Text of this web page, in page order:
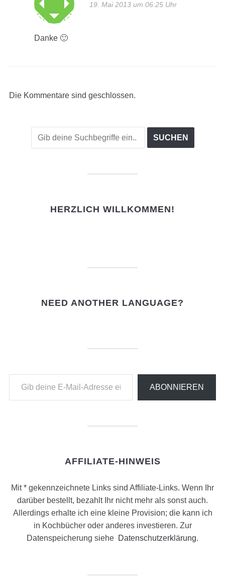
19. Mai 2013 um 06:25 Uhr
Danke 🙂
Die Kommentare sind geschlossen.
HERZLICH WILLKOMMEN!
NEED ANOTHER LANGUAGE?
Gib deine E-Mail-Adresse ein ...
ABONNIEREN
AFFILIATE-HINWEIS
Mit * gekennzeichnete Links sind Affiliate-Links. Wenn Ihr
darüber bestellt, bezahlt Ihr nicht mehr als sonst auch.
Allerdings erhalte ich eine kleine Provision; die kann ich
in Kochbücher oder anderes investieren. Zur
Datenspeicherung siehe Datenschutzerklärung.